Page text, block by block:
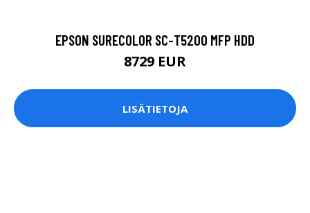
EPSON SURECOLOR SC-T5200 MFP HDD
8729 EUR
LISÄTIETOJA